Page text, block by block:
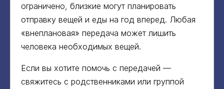
ограничено, близкие могут планировать
отправку вещей и еды на год вперед. Любая
«внеплановая» передача может лишить
человека необходимых вещей.
Если вы хотите помочь с передачей —
свяжитесь с родственниками или группой